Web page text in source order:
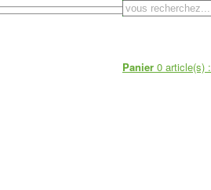
Panier 0 article(s) :